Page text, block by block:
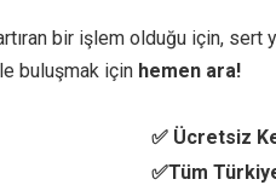
bir işlem olduğu için, sert
buluşmak için hemen ara!
✅ Ücretsiz
✅Tüm